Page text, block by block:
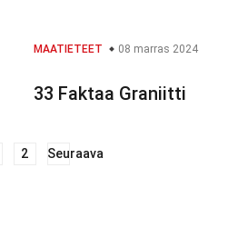
MAATIETEET 08 marras 2024
33 Faktaa Graniitti
2 Seuraava